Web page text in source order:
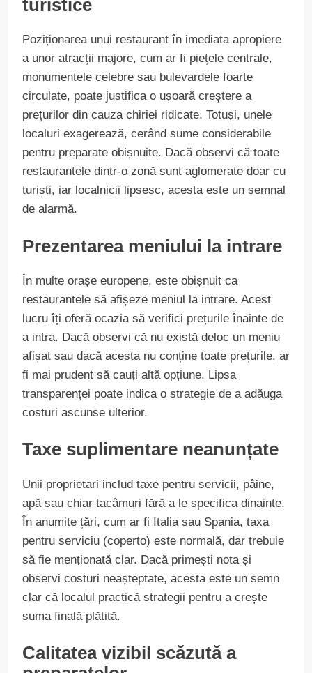
turistice
Poziționarea unui restaurant în imediata apropiere
a unor atracții majore, cum ar fi piețele centrale,
monumentele celebre sau bulevardele foarte
circulate, poate justifica o ușoară creștere a
prețurilor din cauza chiriei ridicate. Totuși, unele
localuri exagerează, cerând sume considerabile
pentru preparate obișnuite. Dacă observi că toate
restaurantele dintr-o zonă sunt aglomerate doar cu
turiști, iar localnicii lipsesc, acesta este un semnal
de alarmă.
Prezentarea meniului la intrare
În multe orașe europene, este obișnuit ca
restaurantele să afișeze meniul la intrare. Acest
lucru îți oferă ocazia să verifici prețurile înainte de
a intra. Dacă observi că nu există deloc un meniu
afișat sau dacă acesta nu conține toate prețurile, ar
fi mai prudent să cauți altă opțiune. Lipsa
transparenței poate indica o strategie de a adăuga
costuri ascunse ulterior.
Taxe suplimentare neanunțate
Unii proprietari includ taxe pentru servicii, pâine,
apă sau chiar tacâmuri fără a le specifica dinainte.
În anumite țări, cum ar fi Italia sau Spania, taxa
pentru serviciu (coperto) este normală, dar trebuie
să fie menționată clar. Dacă primești nota și
observi costuri neașteptate, acesta este un semn
clar că localul practică strategii pentru a crește
suma finală plătită.
Calitatea vizibil scăzută a